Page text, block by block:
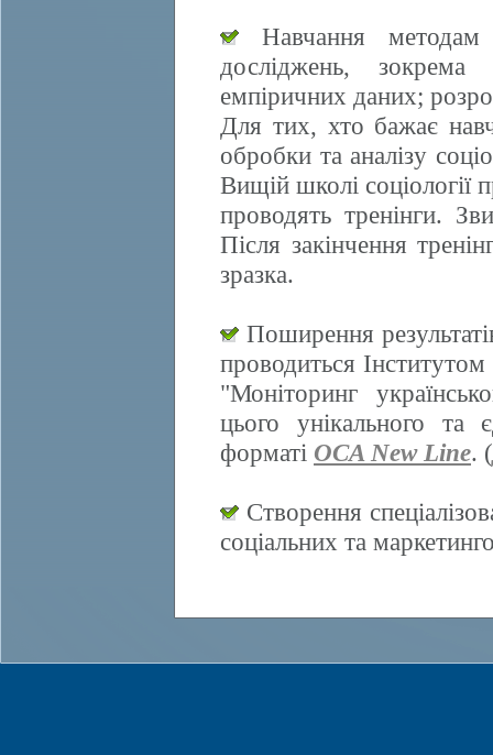
Навчання методам
досліджень, зокрема
емпіричних даних;
Для тих, хто бажає
обробки та аналізу
Вищій школі соціології
проводять тренінги.
Після закінчення
зразка.
Поширення
проводиться Інститутом
"Моніторинг
цього унікального та
форматі OCA New Line. (
Створення
соціальних та